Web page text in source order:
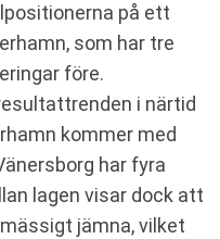
på ett
som har tre
före.
i närtid
kommer med
har fyra
lagen visar dock att
jämna, vilket